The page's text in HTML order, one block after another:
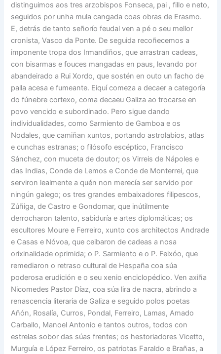
distinguimos aos tres arzobispos Fonseca, pai , fillo e neto,
seguidos por unha mula cangada coas obras de Erasmo.
E, detrás de tanto señorío feudal ven a pé o seu mellor
cronista, Vasco da Ponte. De seguida recoñecemos a
imponente tropa dos Irmandiños, que arrastran cadeas,
con bisarmas e fouces mangadas en paus, levando por
abandeirado a Rui Xordo, que sostén en outo un facho de
palla acesa e fumeante. Eiquí comeza a decaer a categoría
do fúnebre cortexo, coma decaeu Galiza ao trocarse en
povo vencido e subordinado. Pero sigue dando
individualidades, como Sarmiento de Gamboa e os
Nodales, que camiñan xuntos, portando astrolabios, atlas
e cunchas estranas; o filósofo escéptico, Francisco
Sánchez, con muceta de doutor; os Virreis de Nápoles e
das Indias, Conde de Lemos e Conde de Monterrei, que
serviron lealmente a quén non merecía ser servido por
ningún galego; os tres grandes embaixadores filipescos,
Zúñiga, de Castro e Gondomar, que inútilmente
derrocharon talento, sabiduría e artes diplomáticas; os
escultores Moure e Ferreiro, xunto cos architectos Andrade
e Casas e Nóvoa, que ceibaron de cadeas a nosa
orixinalidade oprimida; o P. Sarmiento e o P. Feixóo, que
remediaron o retraso cultural de Hespaña coa súa
poderosa erudición e o seu xenio enciclopédico. Ven axiña
Nicomedes Pastor Díaz, coa súa lira de nacra, abrindo a
renascencia literaria de Galiza e seguido polos poetas
Añón, Rosalía, Curros, Pondal, Ferreiro, Lamas, Amado
Carballo, Manoel Antonio e tantos outros, todos con
estrelas sobor das súas frentes; os hestoriadores Vicetto,
Murguía e López Ferreiro, os patriotas Faraldo e Brañas, a